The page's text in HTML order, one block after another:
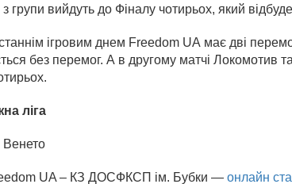
групи вийдуть до Фіналу чотирьох, який
ігровим днем Freedom UA має дві
без перемог. А в другому матчі Локомотив
ліга
Венето
UA – КЗ ДОСФКСП ім. Бубки — онлайн